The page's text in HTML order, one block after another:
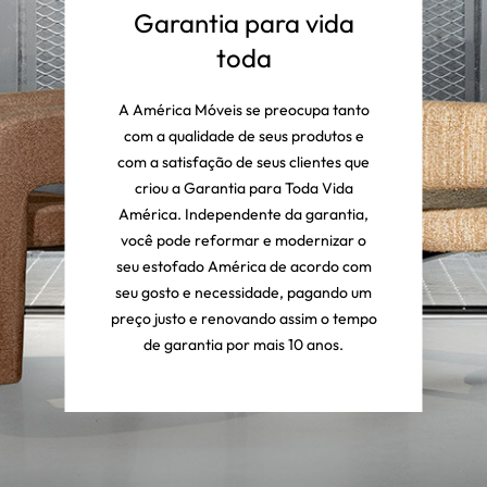
Garantia para vida
toda
A América Móveis se preocupa tanto
com a qualidade de seus produtos e
com a satisfação de seus clientes que
criou a Garantia para Toda Vida
América. Independente da garantia,
você pode reformar e modernizar o
seu estofado América de acordo com
seu gosto e necessidade, pagando um
preço justo e renovando assim o tempo
de garantia por mais 10 anos.